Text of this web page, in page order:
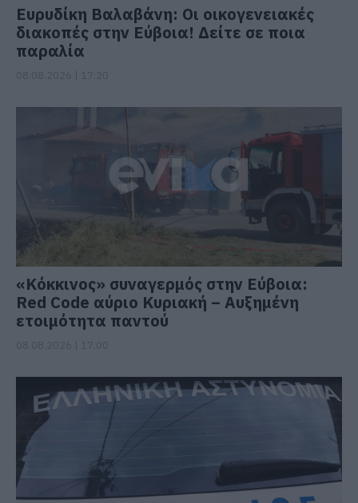
Ευρυδίκη Βαλαβάνη: Οι οικογενειακές
διακοπές στην Εύβοια! Δείτε σε ποια
παραλία
«Κόκκινος» συναγερμός στην Εύβοια:
Red Code αύριο Κυριακή – Αυξημένη
ετοιμότητα παντού